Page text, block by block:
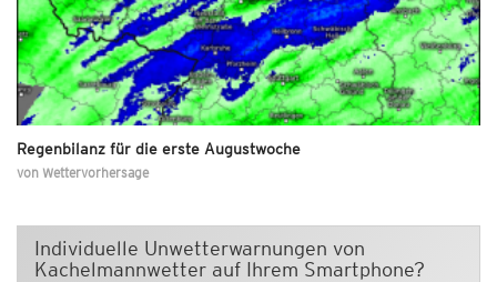
Regenbilanz für die erste Augustwoche
von Wettervorhersage
Individuelle Unwetterwarnungen von
Kachelmannwetter auf Ihrem Smartphone?